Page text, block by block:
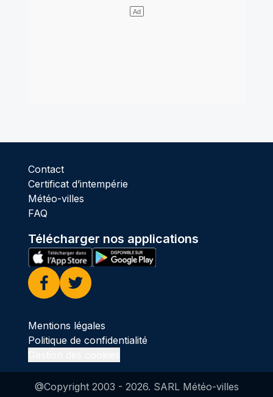
Contact
Certificat d’intempérie
Météo-villes
FAQ
Télécharger nos applications
Facebook
Twitter
Mentions légales
Politique de confidentialité
@Copyright 2003 - 2026. SARL Météo-villes